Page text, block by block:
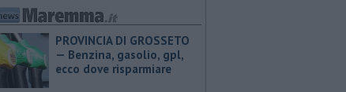
PROVINCIA DI GROSSETO
— ​Benzina, gasolio, gpl,
ecco dove risparmiare